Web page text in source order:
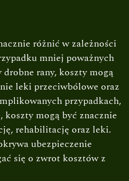
różnić w zależności
mniej poważnych
rany, koszty mogą
leki przeciwbólowe oraz
przypadkach,
koszty mogą być znacznie
rehabilitację oraz leki.
ubezpieczenie
się o zwrot kosztów z